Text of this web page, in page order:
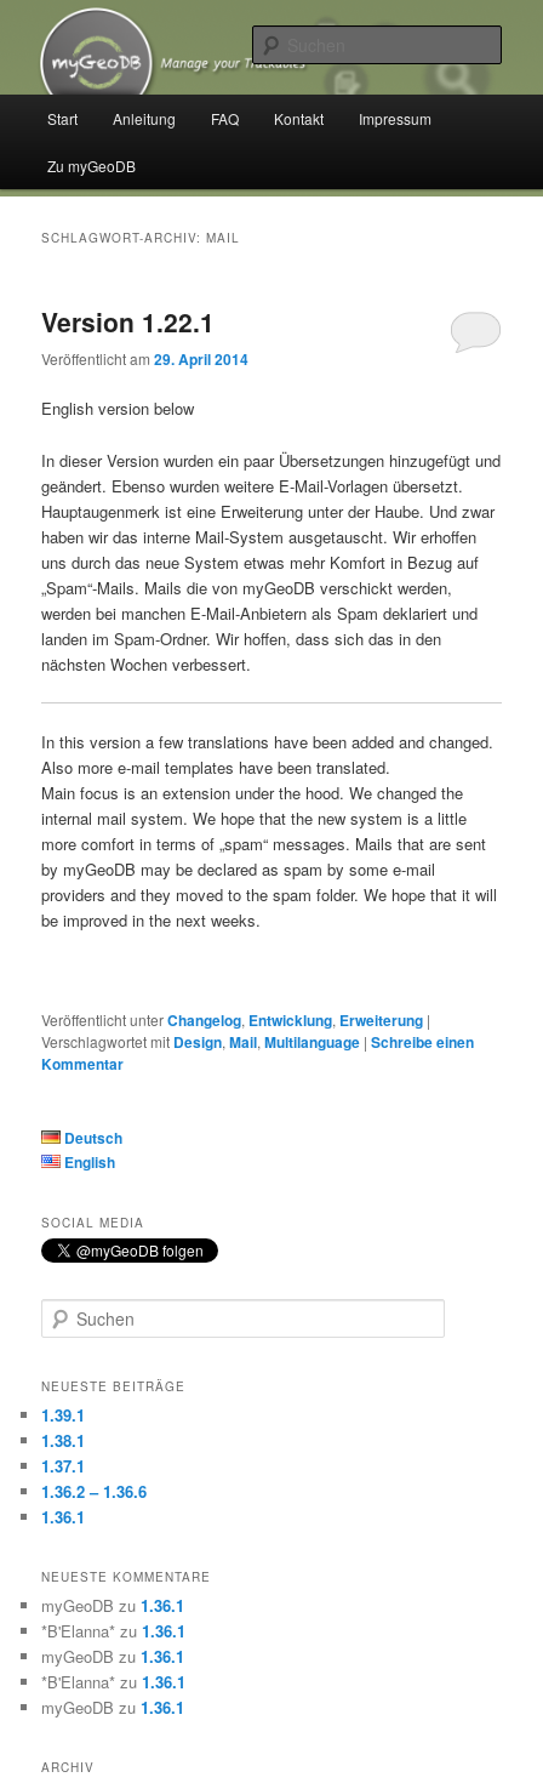
primären
springen
sekundären
springenmyGeoDB
Manage your Trackables
Start Anleitung FAQ Kontakt Impressum
Zu myGeoDB
SCHLAGWORT-ARCHIV:MAIL
Version 1.22.1
Veröffentlicht am29. April 2014
English version below
In dieser Version wurden ein paar Übersetzungen hinzugefügt und
geändert. Ebenso wurden weitere E-Mail-Vorlagen übersetzt.
Hauptaugenmerk ist eine Erweiterung unter der Haube. Und zwar
haben wir das interne Mail-System ausgetauscht. Wir erhoffen
uns durch das neue System etwas mehr Komfort in Bezug auf
„Spam“-Mails. Mails die von myGeoDB verschickt werden,
werden bei manchen E-Mail-Anbietern als Spam deklariert und
landen im Spam-Ordner. Wir hoffen, dass sich das in den
nächsten Wochen verbessert.
In this version a few translations have been added and changed.
Also more e-mail templates have been translated.
Main focus is an extension under the hood. We changed the
internal mail system. We hope that the new system isa little
more comfort in terms of „spam“ messages. Mails that are sent
by myGeoDB maybe declared as spam by some e-mail
providers and they moved to the spam folder. We hope that it will
be improved in the next weeks.
Veröffentlicht unterChangelog, Entwicklung, Erweiterung |
Verschlagwortet mit Design,Mail,Multilanguage |Schreibe einen
Kommentar
Deutsch
English
SOCIAL MEDIA
u
h
n
NEUESTE BEITRÄGE
1.39.1
1.38.1
1.37.1
1.36.2 – 1.36.6
1.36.1
NEUESTE KOMMENTARE
myGeoDB zu1.36.1
*B'Elanna* zu1.36.1
myGeoDB zu1.36.1
*B'Elanna* zu1.36.1
myGeoDB zu1.36.1
ARCHIV